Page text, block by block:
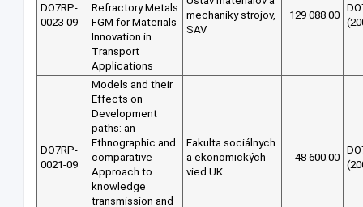
DO7RP-
0023-09
Refractory Metals
FGM for Materials
Innovation in
Transport
Applications
mechaniky strojov,
SAV
129 088.00
DO7RP-
0021-09
Models and their
Effects on
Development
paths: an
Ethnographic and
comparative
Approach to
knowledge
transmission and
Fakulta sociálnych
a ekonomických
vied UK
48 600.00